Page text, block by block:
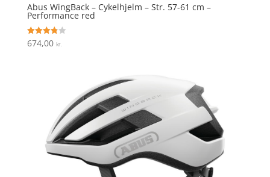
Abus WingBack – Cykelhjelm – Str. 57-61 cm –
Performance red
Vurderet
3.8
674,00 kr.